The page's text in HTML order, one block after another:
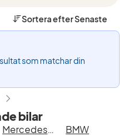
Sortera efterSenaste
som matchar din
bilar
Mercedes-Benz
BMW